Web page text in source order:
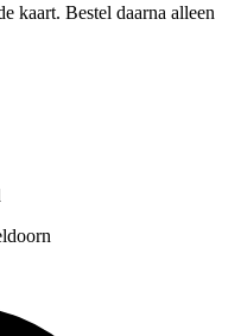
kaart. Bestel daarna alleen